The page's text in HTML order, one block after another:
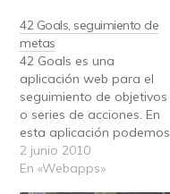
42 Goals, seguimiento de
metas
42 Goals es una
aplicación web para el
seguimiento de objetivos
o series de acciones. En
esta aplicación podemos
definir distintos objetivos
y marcar cada día si
2 junio 2010
En «Webapps»